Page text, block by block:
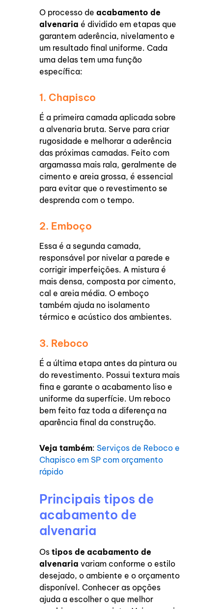
O processo deacabamento de
alvenaria é dividido em etapas que
garantem aderência, nivelamento e
um resultado final uniforme. Cada
uma delas tem uma função
específica:
1. Chapisco
É a primeira camada aplicada sobre
a alvenaria bruta. Serve para criar
rugosidade e melhorar a aderência
das próximas camadas. Feito com
argamassa mais rala, geralmente de
cimento e areia grossa, é essencial
para evitar que o revestimento se
desprenda com o tempo.
2. Emboço
Essa é a segunda camada,
responsável por nivelar a parede e
corrigir imperfeições. A mistura é
mais densa, composta por cimento,
cal e areia média. O emboço
também ajuda no isolamento
térmico e acústico dos ambientes.
3. Reboco
É a última etapa antes da pintura ou
do revestimento. Possui textura mais
fina e garante o acabamento liso e
uniforme da superfície. Um reboco
bem feito faz toda a diferença na
aparência final da construção.
Veja também: Serviços de Reboco e
Chapisco em SP com orçamento
rápido
Principais tipos de
acabamento de
alvenaria
Ostipos de acabamento de
alvenaria variam conforme o estilo
desejado, o ambiente e o orçamento
disponível. Conhecer as opções
ajuda a escolher o que melhor